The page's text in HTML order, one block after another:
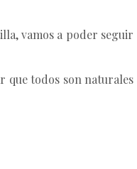
vamos a poder seguir
que todos son naturales